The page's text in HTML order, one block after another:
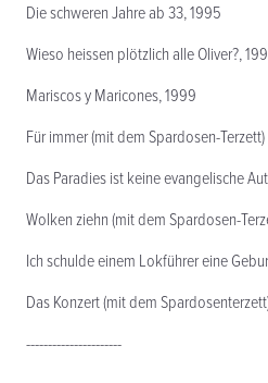
Die schweren Jahre ab 33, 1995
Wieso heissen plötzlich alle Oliver?,
Mariscos y Maricones, 1999
Für immer (mit dem Spardosen-
Das Paradies ist keine evangelische
Wolken ziehn (mit dem Spardosen-
Ich schulde einem Lokführer eine
Das Konzert (mit dem
----------------------